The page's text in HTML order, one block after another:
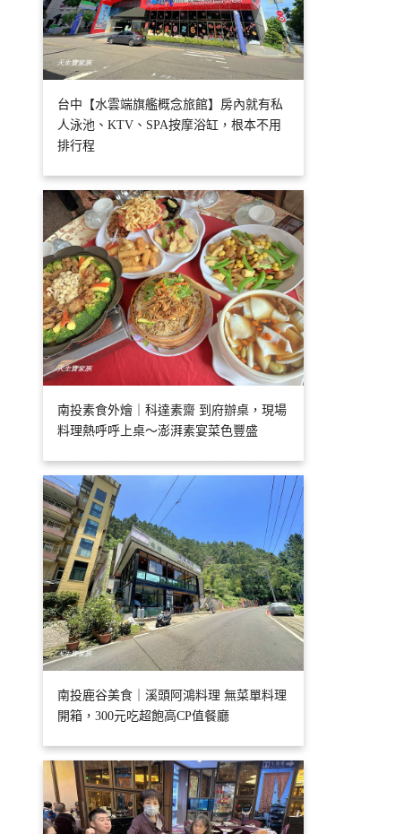
台中【水雲端旗艦概念旅館】房內就有私
人泳池、KTV、SPA按摩浴缸，根本不用
排行程
南投素食外燴｜科達素齋 到府辦桌，現場
料理熱呼呼上桌～澎湃素宴菜色豐盛
南投鹿谷美食｜溪頭阿鴻料理 無菜單料理
開箱，300元吃超飽高CP值餐廳